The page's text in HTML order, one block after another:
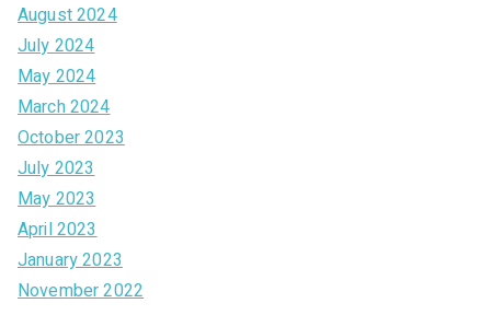
August 2024
July 2024
May 2024
March 2024
October 2023
July 2023
May 2023
April 2023
January 2023
November 2022